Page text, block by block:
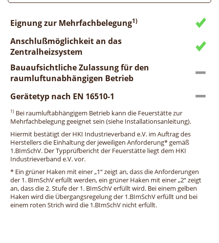
Eignung zur Mehrfachbelegung1)
Anschlußmöglichkeit an das
Zentralheizsystem
Bauaufsichtliche Zulassung für den
raumluftunabhängigen Betrieb
Gerätetyp nach EN 16510-1
1) Bei raumluftabhängigem Betrieb kann die Feuerstätte zur
Mehrfachbelegung geeignet sein (siehe Installationsanleitung).
Hiermit bestätigt der HKI Industrieverband e.V. im Auftrag des
Herstellers die Einhaltung der jeweiligen Anforderung* gemäß
1.BImSchV. Der Typprüfbericht der Feuerstätte liegt dem HKI
Industrieverband e.V. vor.
* Ein grüner Haken mit einer „1“ zeigt an, dass die Anforderungen
der 1. BImSchV erfüllt werden, ein grüner Haken mit einer „2“ zeigt
an, dass die 2. Stufe der 1. BImSchV erfüllt wird. Bei einem gelben
Haken wird die Übergangsregelung der 1.BImSchV erfüllt und bei
einem roten Strich wird die 1.BImSchV nicht erfüllt.